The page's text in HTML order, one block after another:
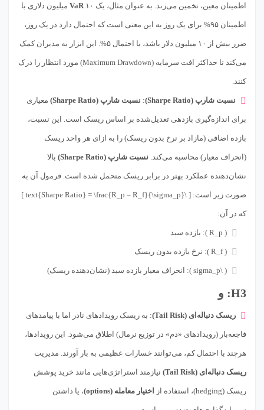
اطمینان معین، تخمین می‌زند. به عنوان مثال، یک VaR ۱۰ میلیون دلاری با
اطمینان ۹۵% برای یک روز به این معنی است که احتمال دارد در یک روز،
ضرر بیش از ۱۰ میلیون دلار باشد، با احتمال ۵%. این ابزار به مدیران کمک
می‌کند تا حداکثر افت سرمایه (Maximum Drawdown) مورد انتظار را درک
کنند.
نسبت شارپ (Sharpe Ratio) : نسبت شارپ (Sharpe Ratio) معیاری
برای اندازه‌گیری بازدهی تعدیل‌شده بر اساس ریسک است. این نسبت،
بازده اضافی (مازاد بر نرخ بدون ریسک) را به ازای هر واحد ریسک
(انحراف معیار) محاسبه می‌کند. نسبت شارپ (Sharpe Ratio) بالا
نشان‌دهنده عملکرد بهتر در برابر ریسک متحمل شده است. فرمول آن به
صورت زیر است: [ \text{Sharpe Ratio} = \frac{R_p – R_f}{\sigma_p} ]
که در آن:
( R_p ): بازده سبد
( R_f ): نرخ بازده بدون ریسک
( \sigma_p ): انحراف معیار بازده سبد (نشان‌دهنده ریسک)
H3: و
ریسک دنباله‌ای (Tail Risk) : به ریسک رویدادهای نادر اما با پیامدهای
فاجعه‌بار (رویدادهای «دم» در توزیع نرمال) اطلاق می‌شود. این رویدادها،
هرچند با احتمال کم، می‌توانند خسارات عظیمی به بار آورند. مدیریت
ریسک دنباله‌ای (Tail Risk) نیازمند استراتژی‌هایی مانند خرید پوشش
ریسک (hedging)، استفاده از اختیار معامله (options) ، یا داشتن